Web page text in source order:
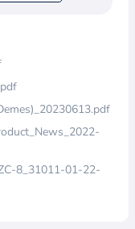
8_31011-01-22-